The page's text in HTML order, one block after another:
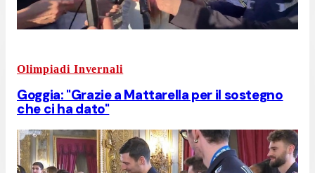
Olimpiadi Invernali
Goggia: "Grazie a Mattarella per il sostegno
che ci ha dato"